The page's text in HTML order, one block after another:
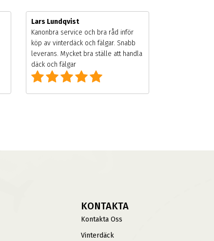
Lars Lundqvist
Kanonbra service och bra råd inför
köp av vinterdäck och fälgar. Snabb
leverans. Mycket bra ställe att handla
däck och fälgar
KONTAKTA
Kontakta Oss
Vinterdäck